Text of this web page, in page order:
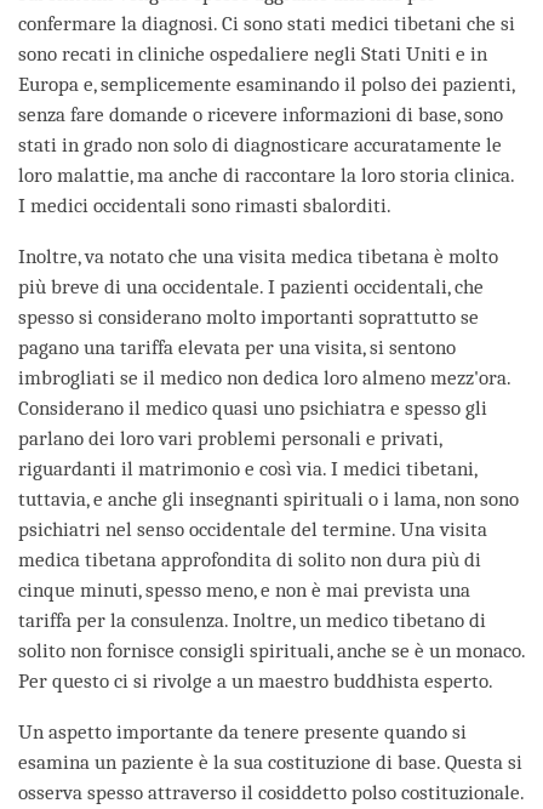
confermare la diagnosi. Ci sono stati medici tibetani che si
sono recati in cliniche ospedaliere negli Stati Uniti e in
Europa e, semplicemente esaminando il polso dei pazienti,
senza fare domande o ricevere informazioni di base, sono
stati in grado non solo di diagnosticare accuratamente le
loro malattie, ma anche di raccontare la loro storia clinica.
I medici occidentali sono rimasti sbalorditi.
Inoltre, va notato che una visita medica tibetana è molto
più breve di una occidentale. I pazienti occidentali, che
spesso si considerano molto importanti soprattutto se
pagano una tariffa elevata per una visita, si sentono
imbrogliati se il medico non dedica loro almeno mezz'ora.
Considerano il medico quasi uno psichiatra e spesso gli
parlano dei loro vari problemi personali e privati,
riguardanti il matrimonio e così via. I medici tibetani,
tuttavia, e anche gli insegnanti spirituali o i lama, non sono
psichiatri nel senso occidentale del termine. Una visita
medica tibetana approfondita di solito non dura più di
cinque minuti, spesso meno, e non è mai prevista una
tariffa per la consulenza. Inoltre, un medico tibetano di
solito non fornisce consigli spirituali, anche se è un monaco.
Per questo ci si rivolge a un maestro buddhista esperto.
Un aspetto importante da tenere presente quando si
esamina un paziente è la sua costituzione di base. Questa si
osserva spesso attraverso il cosiddetto polso costituzionale.